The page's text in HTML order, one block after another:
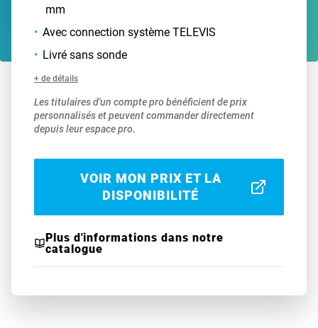
mm
Avec connection système TELEVIS
Livré sans sonde
+ de détails
Les titulaires d'un compte pro bénéficient de prix
personnalisés et peuvent commander directement
depuis leur espace pro.
VOIR MON PRIX ET LA
DISPONIBILITÉ
Plus d'informations dans notre
catalogue